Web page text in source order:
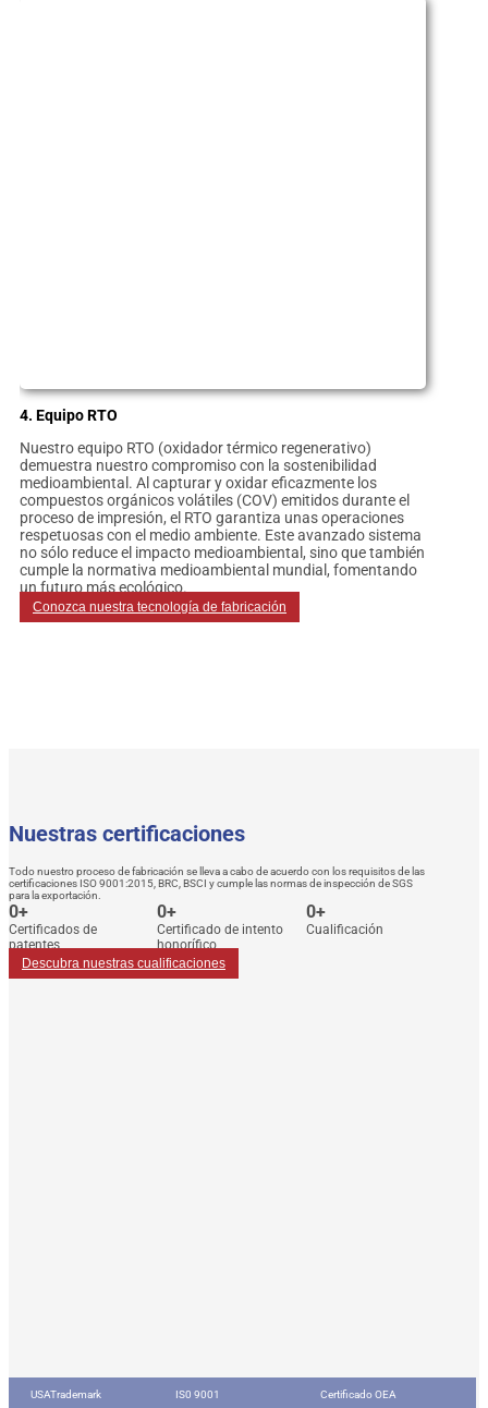
4. Equipo RTO
Nuestro equipo RTO (oxidador térmico regenerativo)
demuestra nuestro compromiso con la sostenibilidad
medioambiental. Al capturar y oxidar eficazmente los
compuestos orgánicos volátiles (COV) emitidos durante el
proceso de impresión, el RTO garantiza unas operaciones
respetuosas con el medio ambiente. Este avanzado sistema
no sólo reduce el impacto medioambiental, sino que también
cumple la normativa medioambiental mundial, fomentando
un futuro más ecológico.
Conozca nuestra tecnología de fabricación
Nuestras certificaciones
Todo nuestro proceso de fabricación se lleva a cabo de acuerdo con los requisitos de las
certificaciones ISO 9001:2015, BRC, BSCI y cumple las normas de inspección de SGS
para la exportación.
0+
Certificados de
patentes
0+
Certificado de intento
honorífico
0+
Cualificación
Descubra nuestras cualificaciones
USATrademark IS0 9001 Certificado OEA